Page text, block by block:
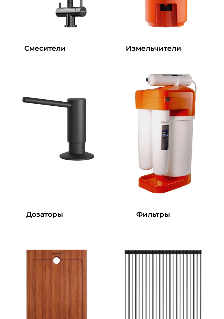
Смесители Измельчители
Дозаторы Фильтры